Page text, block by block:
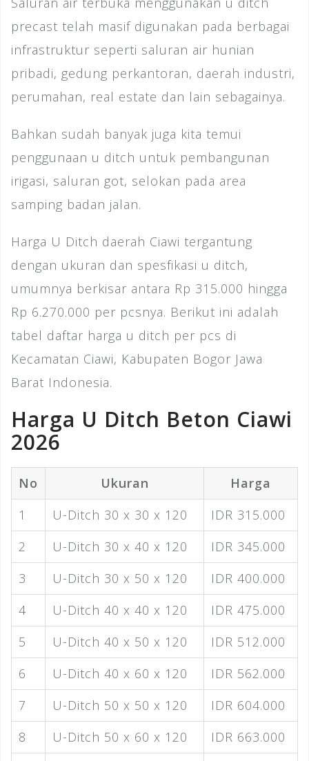
precast telah masif digunakan pada berbagai
infrastruktur seperti saluran air hunian
pribadi, gedung perkantoran, daerah industri,
perumahan, real estate dan lain sebagainya.
Bahkan sudah banyak juga kita temui
penggunaan u ditch untuk pembangunan
irigasi, saluran got, selokan pada area
samping badan jalan.
Harga U Ditch daerah Ciawi tergantung
dengan ukuran dan spesfikasi u ditch,
umumnya berkisar antara Rp 315.000 hingga
Rp 6.270.000 per pcsnya. Berikut ini adalah
tabel daftar harga u ditch per pcs di
Kecamatan Ciawi, Kabupaten Bogor Jawa
Barat Indonesia.
Harga U Ditch Beton Ciawi
2026
No Ukuran
Harga
1
U-Ditch 30 x 30 x 120
IDR 315.000
2
U-Ditch 30 x 40 x 120
IDR 345.000
3
U-Ditch 30 x 50 x 120
IDR 400.000
4
U-Ditch 40 x 40 x 120
IDR 475.000
5
U-Ditch 40 x 50 x 120
IDR 512.000
6
U-Ditch 40 x 60 x 120
IDR 562.000
7
U-Ditch 50 x 50 x 120
IDR 604.000
8
U-Ditch 50 x 60 x 120
IDR 663.000